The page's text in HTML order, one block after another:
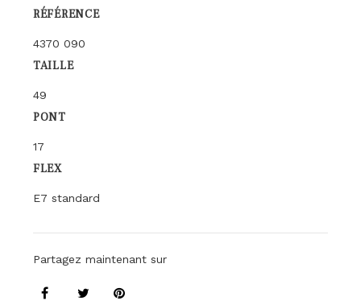
RÉFÉRENCE
4370 090
TAILLE
49
PONT
17
FLEX
E7 standard
Partagez maintenant sur